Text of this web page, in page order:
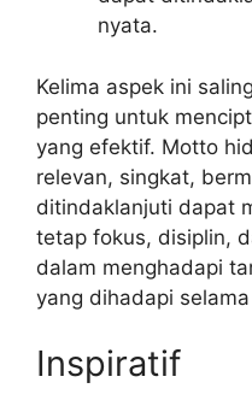
nyata.
Kelima aspek ini
penting untuk
yang efektif. Motto
relevan, singkat,
ditindaklanjuti dapat
tetap fokus, disiplin,
dalam menghadapi
yang dihadapi
Inspiratif